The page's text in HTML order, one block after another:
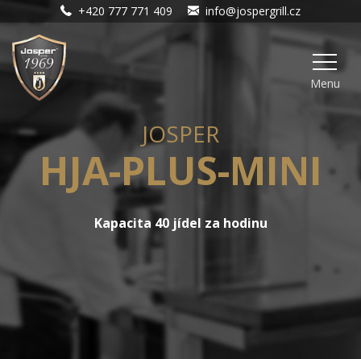
+420 777 771 409 info@jospergrill.cz
Menu
JOSPER
HJA-PLUS-MINI
Kapacita 40 jídel za hodinu